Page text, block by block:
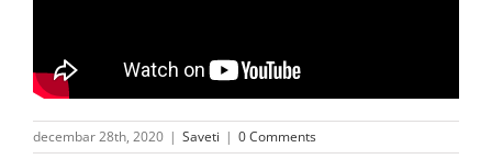
decembar 28th, 2020 | Saveti | 0 Comments